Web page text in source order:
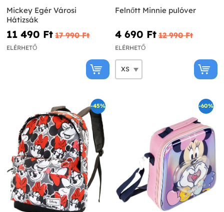
Mickey Egér Városi
Hátizsák
11 490 Ft‎ 17 990 Ft‎
ELÉRHETŐ
Felnőtt Minnie pulóver
4 690 Ft‎ 12 990 Ft‎
ELÉRHETŐ
-45% -60%